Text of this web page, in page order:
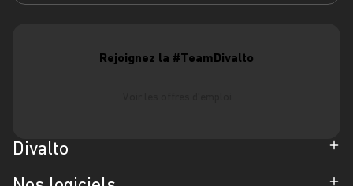
Rejoignez la #TeamDivalto
Divalto